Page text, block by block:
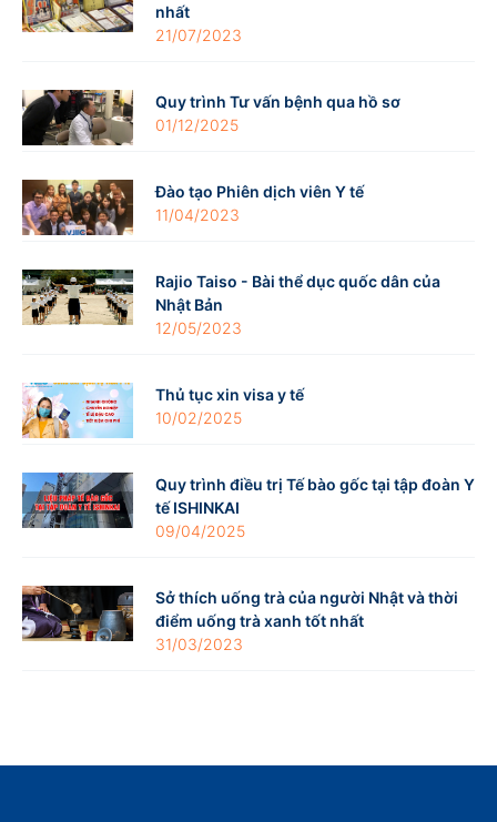
nhất
21/07/2023
Quy trình Tư vấn bệnh qua hồ sơ
01/12/2025
Đào tạo Phiên dịch viên Y tế
11/04/2023
Rajio Taiso - Bài thể dục quốc dân của
Nhật Bản
12/05/2023
Thủ tục xin visa y tế
10/02/2025
Quy trình điều trị Tế bào gốc tại tập đoàn Y
tế ISHINKAI
09/04/2025
Sở thích uống trà của người Nhật và thời
điểm uống trà xanh tốt nhất
31/03/2023